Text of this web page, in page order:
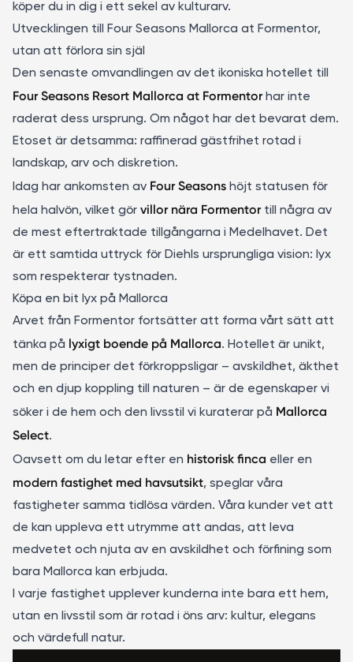
köper du in dig i ett sekel av kulturarv.
Utvecklingen till Four Seasons Mallorca at Formentor,
utan att förlora sin själ
Den senaste omvandlingen av det ikoniska hotellet till
Four Seasons Resort Mallorca at Formentorhar inte
raderat dess ursprung. Om något har det bevarat dem.
Etoset är detsamma: raffinerad gästfrihet rotad i
landskap, arv och diskretion.
Idag har ankomsten av Four Seasons höjt statusen för
hela halvön, vilket gör villor nära Formentortill några av
de mest eftertraktade tillgångarna i Medelhavet. Det
är ett samtida uttryck för Diehls ursprungliga vision: lyx
som respekterar tystnaden.
Köpa en bit lyx på Mallorca
Arvet från Formentor fortsätter att forma vårt sätt att
tänka på lyxigt boende på Mallorca. Hotellet är unikt,
men de principer det förkroppsligar – avskildhet, äkthet
och en djup koppling till naturen – är de egenskaper vi
söker i de hem och den livsstil vi kuraterar på Mallorca
Select.
Oavsett om du letar efter en historisk finca eller en
modern fastighet med havsutsikt, speglar våra
fastigheter samma tidlösa värden. Våra kunder vet att
de kan uppleva ett utrymme att andas, att leva
medvetet och njuta av en avskildhet och förfining som
bara Mallorca kan erbjuda.
I varje fastighet upplever kunderna inte bara ett hem,
utan en livsstil som är rotad i öns arv: kultur, elegans
och värdefull natur.